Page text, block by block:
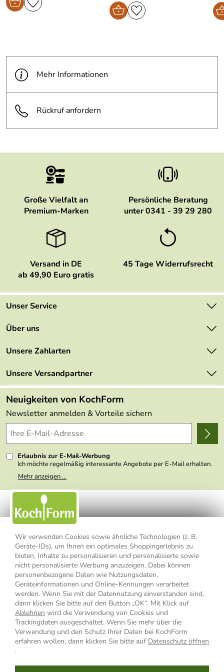
Wir verwenden Cookies sowie ähnliche Technologien (z. B.
Geräte-IDs), um Ihnen ein optimales Shoppingerlebnis zu
bieten, Inhalte zu personalisieren und personalisierte sowie
nicht personalisierte Werbung anzuzeigen. Dabei können
personenbezogene Daten wie Nutzungsdaten,
Geräteinformationen und Online-Kennungen verarbeitet
werden. Wenn Sie mit der Datennutzung einverstanden sind,
dann klicken Sie bitte auf den Button „OK“. Mit Klick auf
Ablehnen wird die Verwendung von Cookies und
Trackingdaten ausgeschaltet. Wenn Sie mehr über die
Verwendung und den Schutz Ihrer Daten bei KochForm
erfahren wollen, dann klicken Sie bitte auf Datenschutz öffnen
.
Verifizierte Bewertung
Bewertungsdatum: 09.03.2013
thomas
*****
Verifizierte Bewertung
Kaufdatum: 12.02.2013
Bewertungsdatum: 05.03.2013
Alle Bewertungen anschauen
Mehr Informationen
Rückruf anfordern
Große Vielfalt an
Premium-Marken
Persönliche Beratung
unter 0341 - 39 29 280
Versand in DE
ab 49,90 Euro gratis
45 Tage Widerrufsrecht
Unser Service
Kontakt
Mehrwertsteuerfrei
Retourenportal
FAQs
Lieferbedingungen
Delivery Terms
Kundenlogin
Über uns
Marken
Angebote
Made in Germany
Themen
Wir über uns
Presse
Unsere Zahlarten
Unsere Versandpartner
Neuigkeiten von KochForm
Newsletter anmelden & Vorteile sichern
Erlaubnis zur E-Mail-Werbung
Ich möchte regelmäßig interessante Angebote per E-Mail erhalten.
Meine E-Mail-Adresse wird nicht an andere Unternehmen
weitergegeben. Zu statistischen Zwecken wird in anonymer Form
nicht erkennbar, welche konkrete Person geklickt hat. Diese
Einwilligung zur Nutzung meiner E-Mail- Adresse für Werbezwecke
kann ich jederzeit mit Wirkung für die Zukunft widerrufen, indem ich
den Link "Abmelden" am Ende des Newsletters anklicke oder die
Option Newsletter im Mitgliederbereich deaktiviere. Die
Mehr anzeigen ...
Impressum Datenschutzerklärung
AGB
Widerrufsbelehrung
Widerrufsformular
Vertrag widerrufen
* Alle Preisangaben inkl. MwSt., bis 49,90 € Bestellwert zzgl.
Versandkosten, ab 49,90 € Bestellwert inkl.Versandkosteninnerhalb